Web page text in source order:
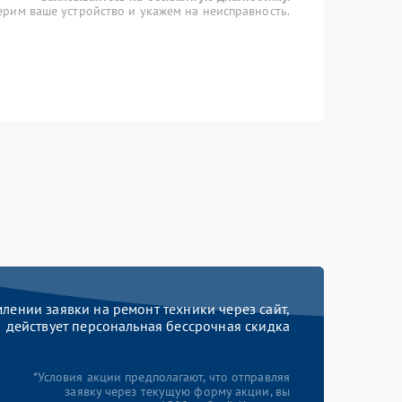
ваше устройство и укажем на неисправность.
заявки на ремонт техники через сайт,
действует персональная бессрочная скидка
*Условия акции предполагают, что отправляя
заявку через текущую форму акции, вы